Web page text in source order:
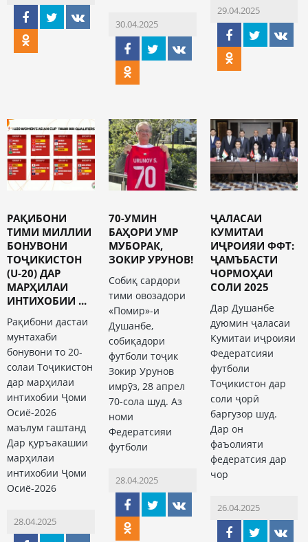
30.04.2025
29.04.2025
РАҚИБОНИ
ТИМИ МИЛЛИИ
БОНУВОНИ
ТОҶИКИСТОН
(U-20) ДАР
МАРҲИЛАИ
ИНТИХОБИИ ...
Рақибони дастаи
мунтахаби
бонувони то 20-
солаи Тоҷикистон
дар марҳилаи
интихобии Ҷоми
Осиё-2026
маълум гаштанд
Дар қуръакашии
марҳилаи
интихобии Ҷоми
Осиё-2026
28.04.2025
70-УМИН
БАҲОРИ УМР
МУБОРАК,
ЗОКИР УРУНОВ!
Собиқ сардори
тими овозадори
«Помир»-и
Душанбе,
собиқадори
футболи тоҷик
Зокир Урунов
имрӯз, 28 апрел
70-сола шуд. Аз
номи
Федератсияи
футболи
28.04.2025
ҶАЛАСАИ
КУМИТАИ
ИҶРОИЯИ ФФТ:
ҶАМЪБАСТИ
ЧОРМОҲАИ
СОЛИ 2025
Дар Душанбе
дуюмин ҷаласаи
Кумитаи иҷроияи
Федератсияи
футболи
Тоҷикистон дар
соли ҷорӣ
баргузор шуд.
Дар он
фаъолияти
федератсия дар
чор
26.04.2025